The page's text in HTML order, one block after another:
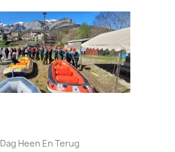
Dag Heen En Terug